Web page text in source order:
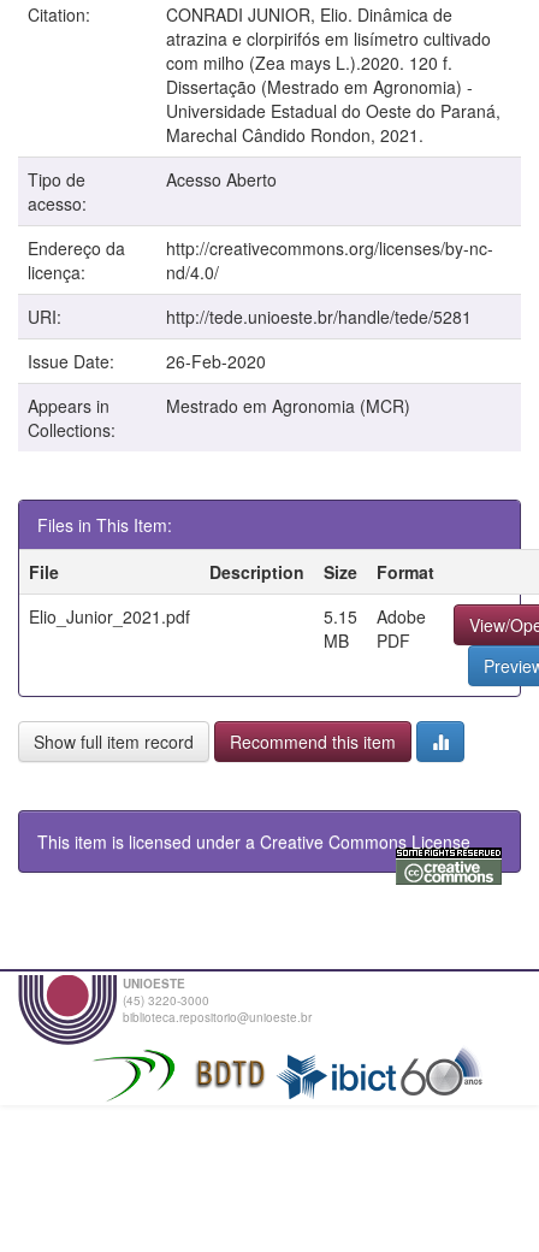
Citation:
CONRADI JUNIOR, Elio. Dinâmica de
atrazina e clorpirifós em lisímetro cultivado
com milho (Zea mays L.).2020. 120 f.
Dissertação (Mestrado em Agronomia) -
Universidade Estadual do Oeste do Paraná,
Marechal Cândido Rondon, 2021.
Tipo de
acesso:
Acesso Aberto
Endereço da
licença:
http://creativecommons.org/licenses/by-nc-
nd/4.0/
URI:
http://tede.unioeste.br/handle/tede/5281
Issue Date:
26-Feb-2020
Appears in
Collections:
Mestrado em Agronomia (MCR)
Files in This Item:
File
Description Size
Format
Elio_Junior_2021.pdf
5.15
MB
Adobe
PDF
View/
Show full item record Recommend this item
This item is licensed under a Creative Commons License
UNIOESTE
(45) 3220-3000
biblioteca.repositorio@unioeste.br